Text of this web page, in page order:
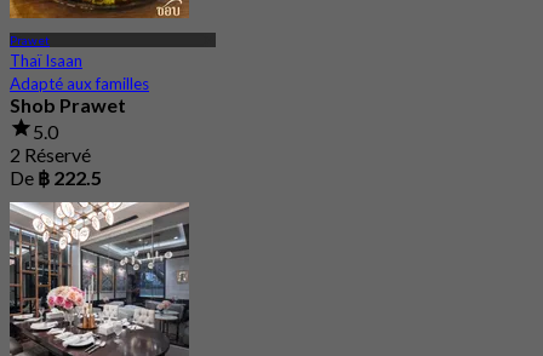
Prawet
Thaï Isaan
Adapté aux familles
Shob Prawet
5.0
2 Réservé
De ฿ 222.5